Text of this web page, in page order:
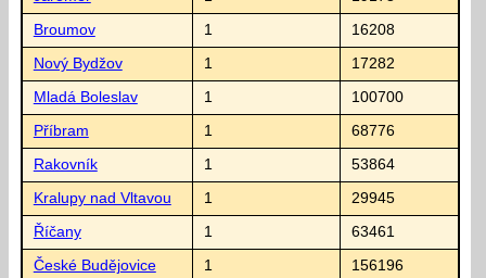
Broumov 1 16208
Nový Bydžov 1 17282
Mladá Boleslav 1 100700
Příbram 1 68776
Rakovník 1 53864
Kralupy nad Vltavou 1 29945
Říčany 1 63461
České Budějovice 1 156196